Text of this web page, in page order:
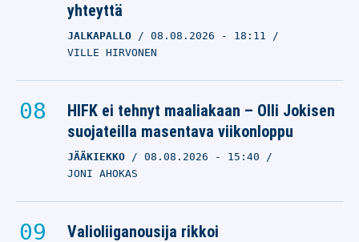
yhteyttä
JALKAPALLO 08.08.2026 - 18:11
VILLE HIRVONEN
HIFK ei tehnyt maaliakaan – Olli Jokisen
suojateilla masentava viikonloppu
JÄÄKIEKKO 08.08.2026 - 15:40
JONI AHOKAS
Valioliiganousija rikkoi